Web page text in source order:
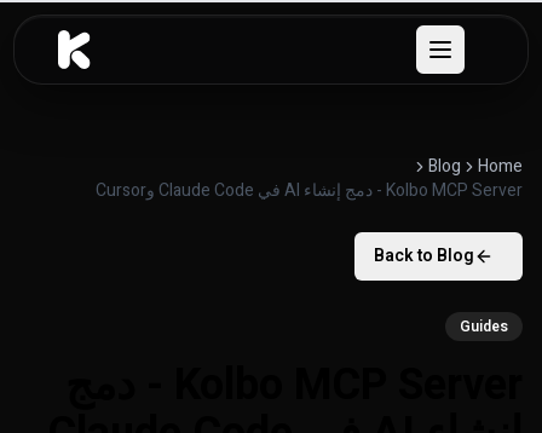
تخطَّ إلى المحتوى
Open menu
Home
Blog
Kolbo MCP Server - دمج إنشاء AI في Claude Code وCursor
Back to Blog
Guides